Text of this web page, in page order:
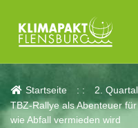
Aktuelles
Startseite
2.
TBZ-Rallye als Abenteuer
wie Abfall vermieden wird